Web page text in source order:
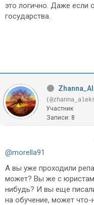
это логично. Даже если
государства.
Участник
Записи: 8
@morella91
А вы уже проходили
может? Вы же с
нибудь? И вы еще
на обучение, может что-